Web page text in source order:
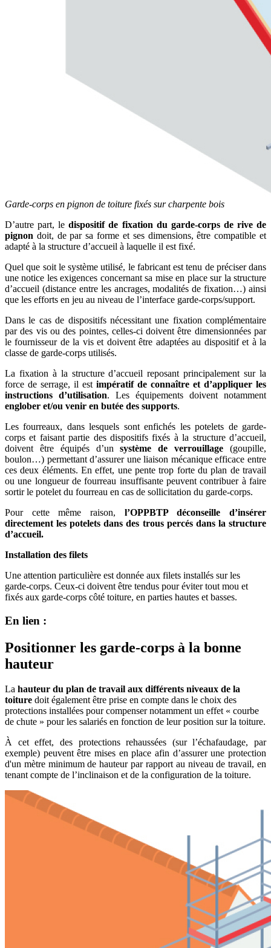
Garde-corps en pignon de toiture fixés sur charpente bois
D’autre part, ledispositif de fixation du garde-corps de rive de
pignon doit, de par sa forme et ses dimensions, être compatible et
adapté à la structure d’accueil à laquelle il est fixé.
Quel que soit le système utilisé, le fabricant est tenu de préciser dans
une notice les exigences concernant sa mise en place sur la structure
d’accueil (distance entre les ancrages, modalités de fixation…) ainsi
que les efforts en jeu au niveau de l’interface garde-corps/support.
Dans le cas de dispositifs nécessitant une fixation complémentaire
par des vis ou des pointes, celles-ci doivent être dimensionnées par
le fournisseur de la vis et doivent être adaptées au dispositif et à la
classe de garde-corps utilisés.
La fixation à la structure d’accueil reposant principalement sur la
force de serrage, il est impératif de connaître et d’appliquer les
instructions d’utilisation. Les équipements doivent notamment
englober et/ou venir en butée des supports.
Les fourreaux, dans lesquels sont enfichés les potelets de garde-
corps et faisant partie des dispositifs fixés à la structure d’accueil,
doivent être équipés d’unsystème de verrouillage(goupille,
boulon…) permettant d’assurer une liaison mécanique efficace entre
ces deux éléments. En effet, une pente trop forte du plan de travail
ou une longueur de fourreau insuffisante peuvent contribuer à faire
sortir le potelet du fourreau en cas de sollicitation du garde-corps.
Pour cette même raison, l’OPPBTP déconseille d’insérer
directement les potelets dans des trous percés dans la structure
d’accueil.
Installation des filets
Une attention particulière est donnée aux filets installés sur les
garde-corps. Ceux-ci doivent être tendus pour éviter tout mou et
fixés aux garde-corps côté toiture, en parties hautes et basses.
En lien :
Positionner les garde-corps à la bonne
hauteur
La hauteur du plan de travail aux différents niveaux de la
toiture doit également être prise en compte dans le choix des
protections installées pour compenser notamment un effet « courbe
de chute » pour les salariés en fonction de leur position sur la toiture.
À cet effet, des protections rehaussées (sur l’échafaudage, par
exemple) peuvent être mises en place afin d’assurer une protection
d'un mètre minimum de hauteur par rapport au niveau de travail, en
tenant compte de l’inclinaison et de la configuration de la toiture.